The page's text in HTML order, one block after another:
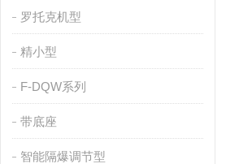
罗托克机型
精小型
F-DQW系列
带底座
智能隔爆调节型